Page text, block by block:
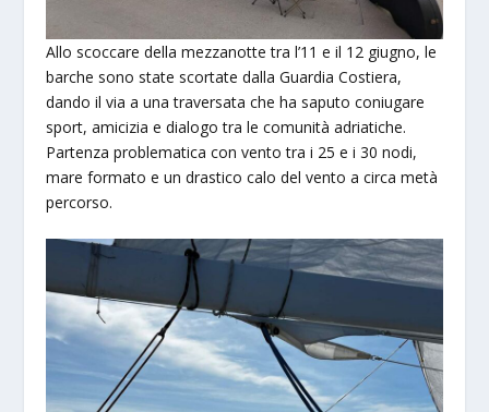
Allo scoccare della mezzanotte tra l’11 e il 12 giugno, le
barche sono state scortate dalla Guardia Costiera,
dando il via a una traversata che ha saputo coniugare
sport, amicizia e dialogo tra le comunità adriatiche.
Partenza problematica con vento tra i 25 e i 30 nodi,
mare formato e un drastico calo del vento a circa metà
percorso.